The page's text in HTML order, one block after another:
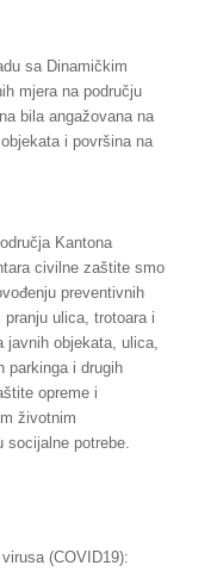
sa Dinamičkim
mjera na području
bila angažovana na
i površina na
Kantona
civilne zaštite smo
preventivnih
ulica, trotoara i
objekata, ulica,
parkinga i drugih
opreme i
životnim
potrebe.
(COVID19):